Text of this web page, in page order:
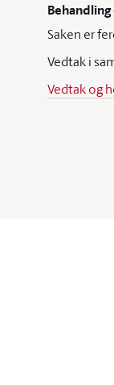
Saken er
Vedtak i
Vedtak og